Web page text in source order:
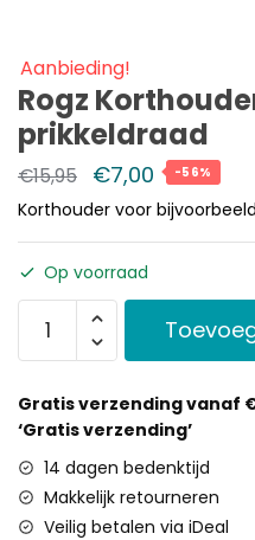
Aanbieding!
Rogz
prikkeldraad
€15,95 €7,00 -56%
Korthouder voor
Op voorraad
Gratis verzending vanaf
‘Gratis verzending’
14 dagen bedenktijd
Makkelijk retourneren
Veilig betalen via iDeal